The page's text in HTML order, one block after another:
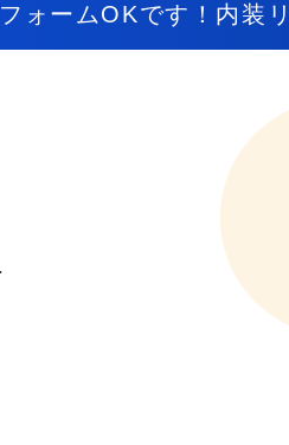
ォームOKです！内装